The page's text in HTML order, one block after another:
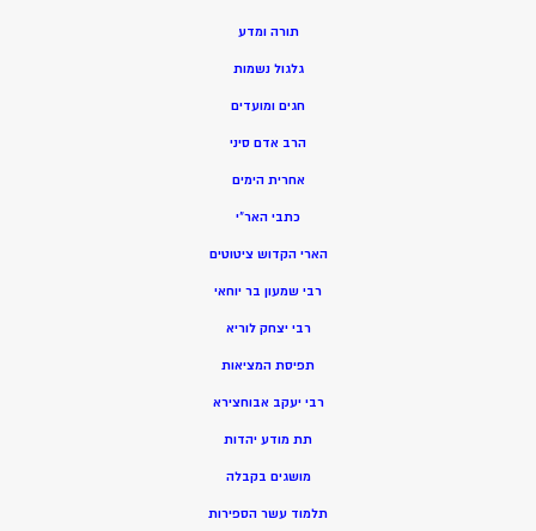
תורה ומדע
גלגול נשמות
חגים ומועדים
הרב אדם סיני
אחרית הימים
כתבי האר”י
הארי הקדוש ציטוטים
רבי שמעון בר יוחאי
רבי יצחק לוריא
תפיסת המציאות
רבי יעקב אבוחצירא
תת מודע יהדות
מושגים בקבלה
תלמוד עשר הספירות